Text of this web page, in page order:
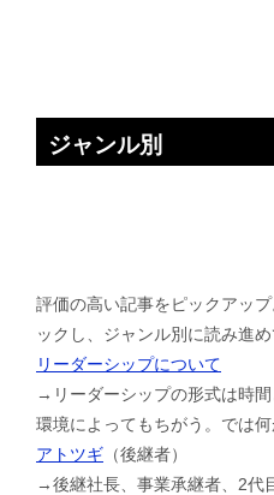
ジャンル別
評価の高い記事をピックアッ
ックし、ジャンル別に読み進
リーダーシップについて
→リーダーシップの形式は時
環境によってもちがう。では
アトツギ （後継者）
→後継社長、事業承継者、2代